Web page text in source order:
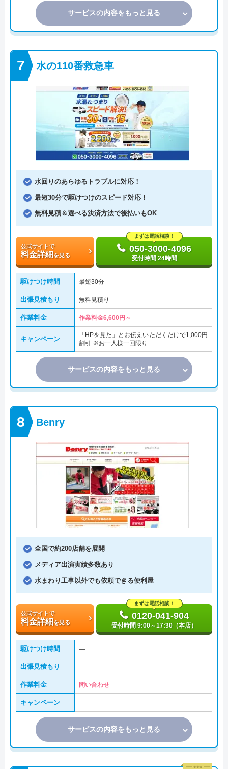
サービスの内容をもっと見る
水の110番救急車
水回りのあらゆるトラブルに対応！
最短30分で駆けつけのスピード対応！
無料見積＆選べる決済方法で後払いもOK
公式サイトで
料金詳細を見る
まずは電話相談！
050-3000-4096
受付時間 24時間
駆けつけ時間 最短30分
出張見積もり 無料見積り
作業料金 作業料金6,600円～
キャンペーン
「HPを見た」とお伝えいただくだけで1,000円
割引 ※お一人様一回限り
サービスの内容をもっと見る
Benry
全国で約200店舗を展開
メディア出演実績多数あり
水まわり工事以外でも依頼できる便利屋
公式サイトで
料金詳細を見る
まずは電話相談！
0120-041-904
受付時間 9:00～17:30（本店）
駆けつけ時間 ―
出張見積もり
作業料金 問い合わせ
キャンペーン
サービスの内容をもっと見る